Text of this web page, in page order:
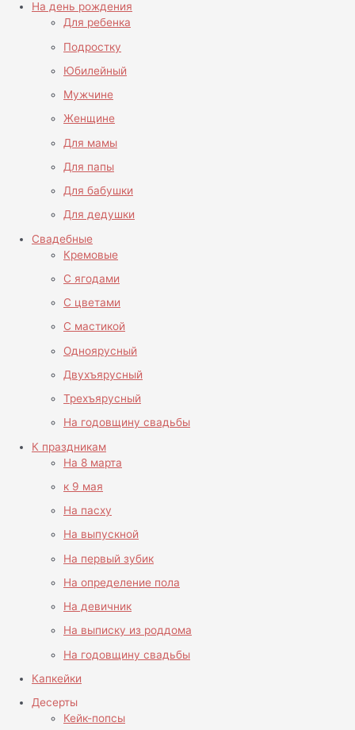
На день рождения
Для ребенка
Подростку
Юбилейный
Мужчине
Женщине
Для мамы
Для папы
Для бабушки
Для дедушки
Свадебные
Кремовые
С ягодами
С цветами
С мастикой
Одноярусный
Двухъярусный
Трехъярусный
На годовщину свадьбы
К праздникам
На 8 марта
к 9 мая
На пасху
На выпускной
На первый зубик
На определение пола
На девичник
На выписку из роддома
На годовщину свадьбы
Капкейки
Десерты
Кейк-попсы